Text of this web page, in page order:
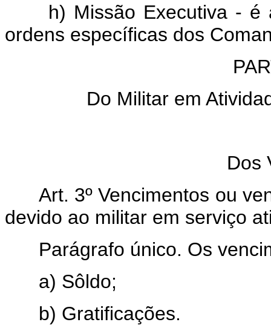
h) Missão Executiva - é
ordens específicas dos
Do Militar em
Dos
Art. 3º Vencimentos ou
devido ao militar em serviço
Parágrafo único. Os
a) Sôldo;
b) Gratificações.